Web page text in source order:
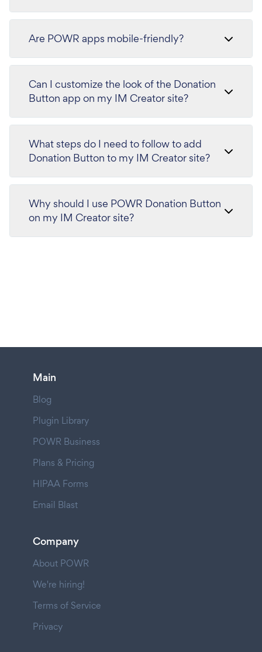
Are POWR apps mobile-friendly?
Can I customize the look of the Donation
Button app on my IM Creator site?
What steps do I need to follow to add
Donation Button to my IM Creator site?
Why should I use POWR Donation Button
on my IM Creator site?
Main
Blog
Plugin Library
POWR Business
Plans & Pricing
HIPAA Forms
Email Blast
Company
About POWR
We're hiring!
Terms of Service
Privacy